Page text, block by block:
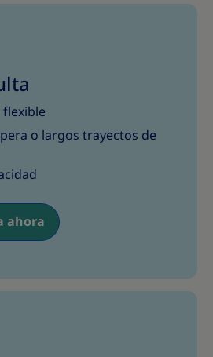
o largos trayectos de
ahora